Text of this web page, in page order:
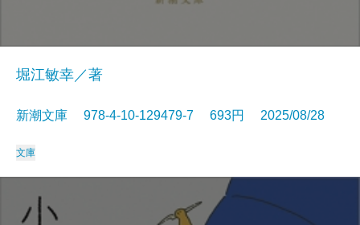
堀江敏幸／著
新潮文庫 978-4-10-129479-7 693円 2025/08/28
文庫